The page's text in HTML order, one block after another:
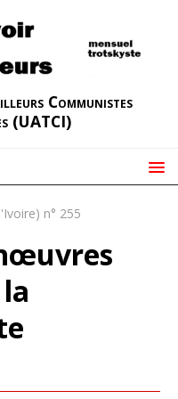
Communistes
(UATCI)
n° 255